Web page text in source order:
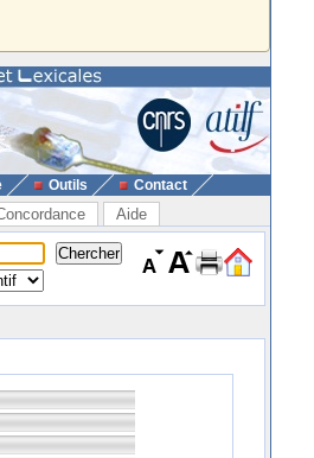
Outils Contact
Aide